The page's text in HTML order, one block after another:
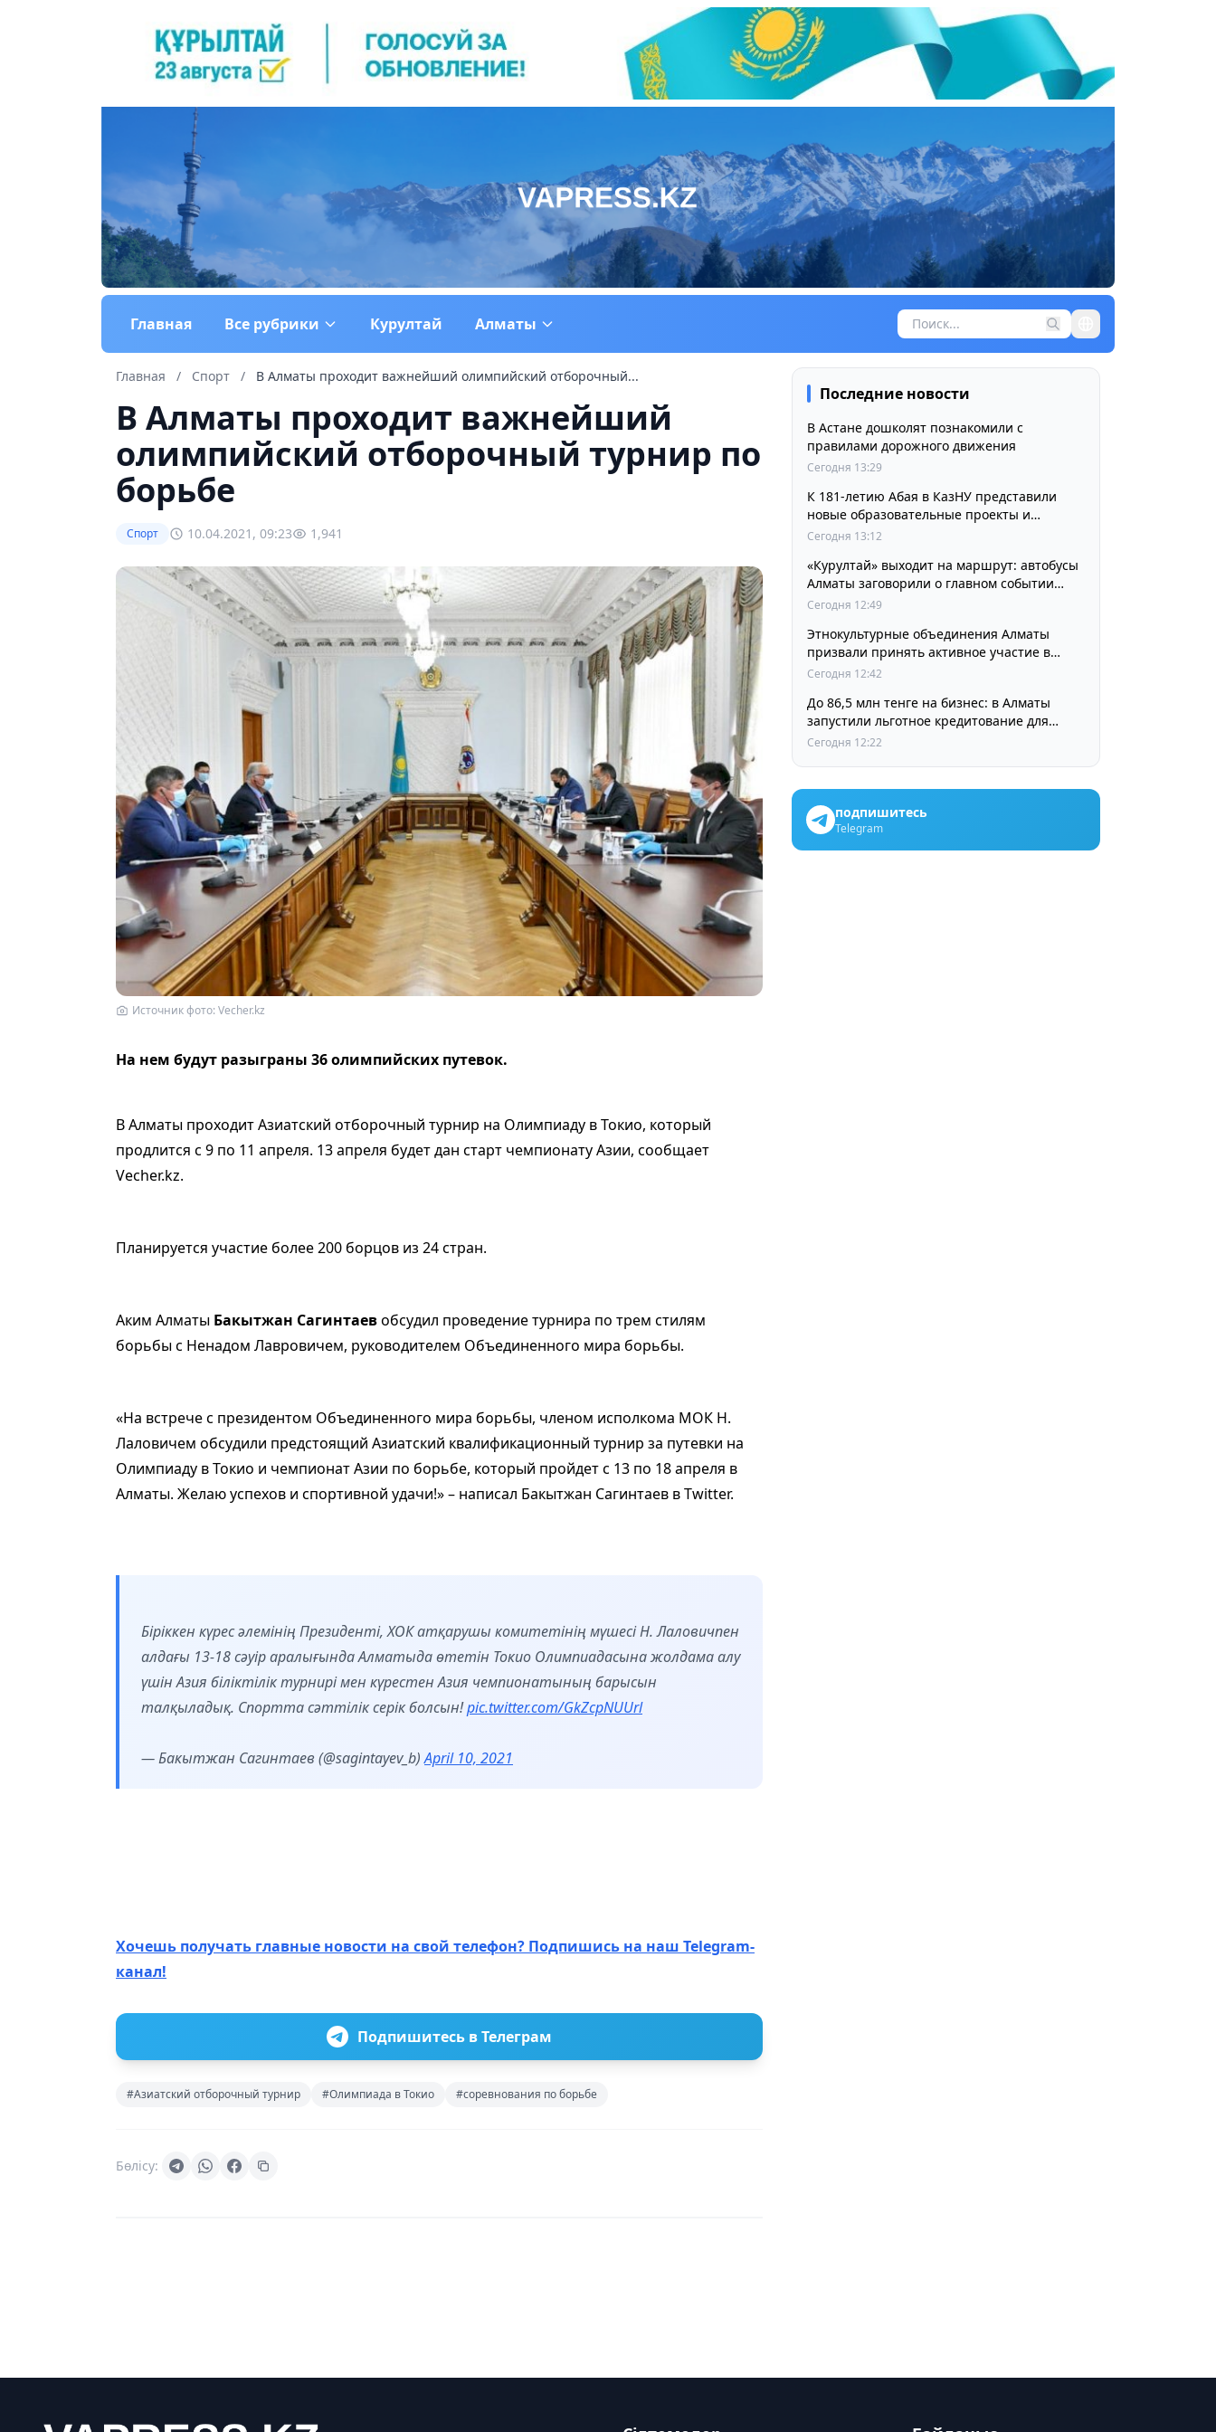
Главная Все рубрики Курултай Алматы
Главная / Спорт / В Алматы проходит важнейший олимпийский отборочный...
В Алматы проходит важнейший
олимпийский отборочный турнир по
борьбе
Спорт 10.04.2021, 09:23 1,941
Источник фото: Vecher.kz
На нем будут разыграны 36 олимпийских путевок.
В Алматы проходит Азиатский отборочный турнир на Олимпиаду в Токио, который
продлится с 9 по 11 апреля. 13 апреля будет дан старт чемпионату Азии, сообщает
Vecher.kz.
Планируется участие более 200 борцов из 24 стран.
Аким Алматы Бакытжан Сагинтаевобсудил проведение турнира по трем стилям
борьбы с Ненадом Лавровичем, руководителем Объединенного мира борьбы.
«На встрече с президентом Объединенного мира борьбы, членом исполкома МОК Н.
Лаловичем обсудили предстоящий Азиатский квалификационный турнир за путевки на
Олимпиаду в Токио и чемпионат Азии по борьбе, который пройдет с 13 по 18 апреля в
Алматы. Желаю успехов и спортивной удачи!» – написал Бакытжан Сагинтаев в Twitter.
Біріккен күрес әлемінің Президенті, ХОК атқарушы комитетінің мүшесі Н. Лаловичпен
алдағы 13-18 сәуір аралығында Алматыда өтетін Токио Олимпиадасына жолдама алу
үшін Азия біліктілік турнирі мен күрестен Азия чемпионатының барысын
талқыладық. Спортта сәттілік серік болсын!pic.twitter.com/GkZcpNUUrl
— Бакытжан Сагинтаев (@sagintayev_b)April 10, 2021
Хочешь получать главные новости на свой телефон? Подпишись на наш Telegram-
канал!
Подпишитесь в Телеграм
#Азиатский отборочный турнир #Олимпиада в Токио #соревнования по борьбе
Бөлісу:
Последние новости
В Астане дошколят познакомили с
правилами дорожного движения
Сегодня 13:29
К 181-летию Абая в КазНУ представили
новые образовательные проекты и
разработки в области абаеведения
Сегодня 13:12
«Курултай» выходит на маршрут: автобусы
Алматы заговорили о главном событии
августа
Сегодня 12:49
Этнокультурные объединения Алматы
призвали принять активное участие в
выборах
Сегодня 12:42
До 86,5 млн тенге на бизнес: в Алматы
запустили льготное кредитование для
предпринимателей
Сегодня 12:22
подпишитесь
Telegram